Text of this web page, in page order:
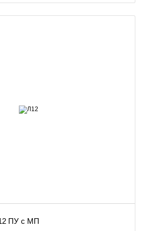
ПУ с МП